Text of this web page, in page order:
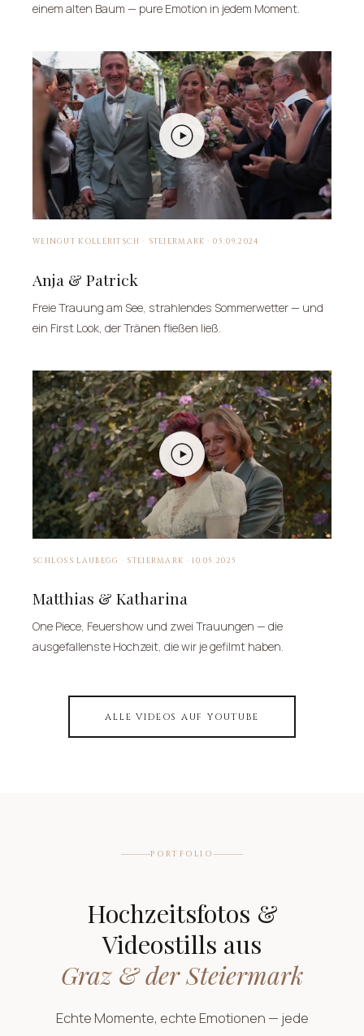
einem alten Baum — pure Emotion in jedem Moment.
WEINGUT KOLLERITSCH · STEIERMARK · 05.09.2024
Anja & Patrick
Freie Trauung am See, strahlendes Sommerwetter — und
ein First Look, der Tränen fließen ließ.
SCHLOSS LAUBEGG · STEIERMARK · 10.05.2025
Matthias & Katharina
One Piece, Feuershow und zwei Trauungen — die
ausgefallenste Hochzeit, die wir je gefilmt haben.
ALLE VIDEOS AUF YOUTUBE
PORTFOLIO
Hochzeitsfotos &
Videostills aus
Graz & der Steiermark
Echte Momente, echte Emotionen — jede